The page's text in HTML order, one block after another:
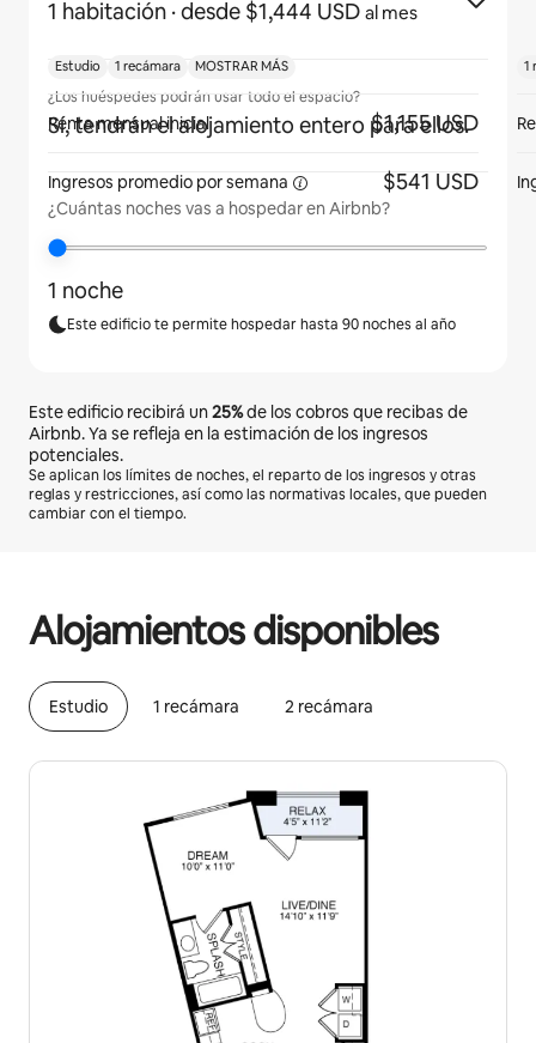
1 habitación · desde $1,444 USD al mes
¿Los huéspedes podrán usar todo el espacio?
Sí, tendrán el alojamiento entero para ellos.
¿Cuántas noches vas a hospedar en Airbnb?
1 noche
Este edificio te permite hospedar hasta 90 noches al año
Este edificio recibirá un25%de los cobros que recibas de
Airbnb. Ya se refleja en la estimación de los ingresos
potenciales.
Se aplican los límites de noches, el reparto de los ingresos y otras
reglas y restricciones, así como las normativas locales, que pueden
cambiar con el tiempo.
Alojamientos disponibles
Estudio 1 recámara 2 recámara
Estudio 1 recámara MOSTRAR MÁS
Renta mensual inicial $1,155 USD
Ingresos promedio porsemana $541 USD
1